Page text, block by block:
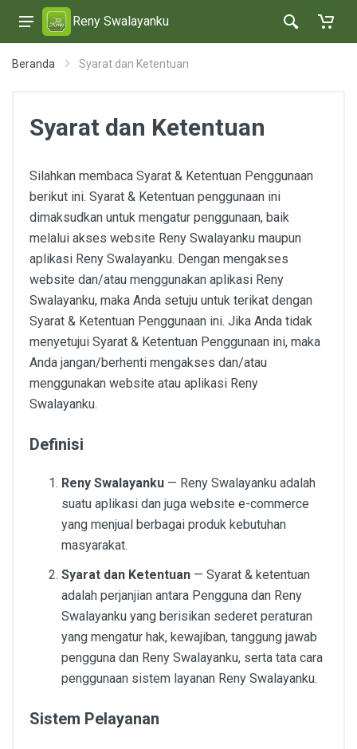
Reny Swalayanku
Beranda Syarat dan Ketentuan
Syarat dan Ketentuan
Silahkan membaca Syarat & Ketentuan Penggunaan
berikut ini. Syarat & Ketentuan penggunaan ini
dimaksudkan untuk mengatur penggunaan, baik
melalui akses website Reny Swalayanku maupun
aplikasi Reny Swalayanku. Dengan mengakses
website dan/atau menggunakan aplikasi Reny
Swalayanku, maka Anda setuju untuk terikat dengan
Syarat & Ketentuan Penggunaan ini. Jika Anda tidak
menyetujui Syarat & Ketentuan Penggunaan ini, maka
Anda jangan/berhenti mengakses dan/atau
menggunakan website atau aplikasi Reny
Swalayanku.
Definisi
Reny Swalayanku — Reny Swalayanku adalah
suatu aplikasi dan juga website e-commerce
yang menjual berbagai produk kebutuhan
masyarakat.
Syarat dan Ketentuan — Syarat & ketentuan
adalah perjanjian antara Pengguna dan Reny
Swalayanku yang berisikan sederet peraturan
yang mengatur hak, kewajiban, tanggung jawab
pengguna dan Reny Swalayanku, serta tata cara
penggunaan sistem layanan Reny Swalayanku.
Sistem Pelayanan